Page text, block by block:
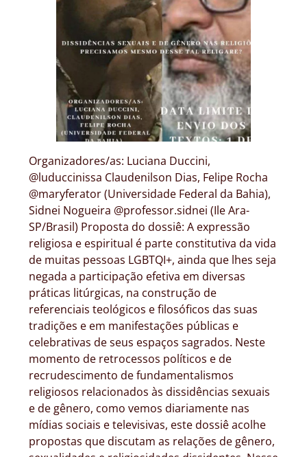
Organizadores/as: Luciana Duccini,
@luduccinissa Claudenilson Dias, Felipe Rocha
@maryferator (Universidade Federal da Bahia),
Sidnei Nogueira @professor.sidnei (Ile Ara-
SP/Brasil) Proposta do dossiê: A expressão
religiosa e espiritual é parte constitutiva da vida
de muitas pessoas LGBTQI+, ainda que lhes seja
negada a participação efetiva em diversas
práticas litúrgicas, na construção de
referenciais teológicos e filosóficos das suas
tradições e em manifestações públicas e
celebrativas de seus espaços sagrados. Neste
momento de retrocessos políticos e de
recrudescimento de fundamentalismos
religiosos relacionados às dissidências sexuais
e de gênero, como vemos diariamente nas
mídias sociais e televisivas, este dossiê acolhe
propostas que discutam as relações de gênero,